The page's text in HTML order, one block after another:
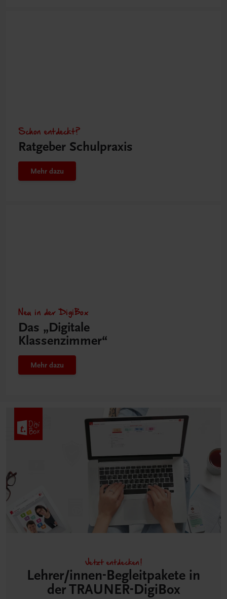
Schon entdeckt?
Ratgeber Schulpraxis
Mehr dazu
Neu in der DigiBox
Das „Digitale
Klassenzimmer“
Mehr dazu
Jetzt entdecken!
Lehrer/innen-Begleitpakete in
der TRAUNER-DigiBox